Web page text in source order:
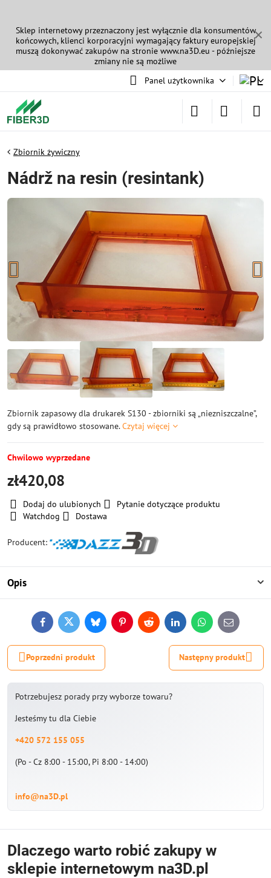
✕
Sklep internetowy przeznaczony jest wyłącznie dla konsumentów
końcowych, klienci korporacyjni wymagający faktury europejskiej
muszą dokonywać zakupów na stronie www.na3D.eu - późniejsze
zmiany nie są możliwe
Panel użytkownika
Zbiornik żywiczny
Nádrž na resin (resintank)
Zbiornik zapasowy dla drukarek S130 - zbiorniki są „niezniszczalne”,
gdy są prawidłowo stosowane.Czytaj więcej
Chwilowo wyprzedane
zł420,08
Dodaj do ulubionych
Pytanie dotyczące produktu
Watchdog
Dostawa
Producent:
Opis
FacebookTwitterBlueskyPinterestReddit LinkedInWhatsApp
E-
mail
Poprzedni produkt Następny produkt
Potrzebujesz porady przy wyborze towaru?
Jesteśmy tu dla Ciebie
+420 572 155 055
(Po - Cz 8:00 - 15:00, Pi 8:00 - 14:00)
info@na3D.pl
Dlaczego warto robić zakupy w
sklepie internetowym na3D.pl